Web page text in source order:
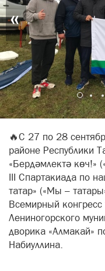
«
🔥С 27 по 28
районе Республики
«Бердәмлектә көч!»
III Спартакиада по
татар» («Мы –
Всемирный конгресс
Лениногорского
дворика «Алмакай»
Набиуллина.